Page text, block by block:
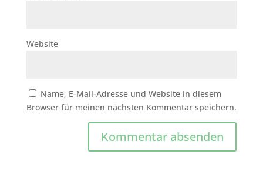
Website
Name, E-Mail-Adresse und Website in diesem
Browser für meinen nächsten Kommentar speichern.